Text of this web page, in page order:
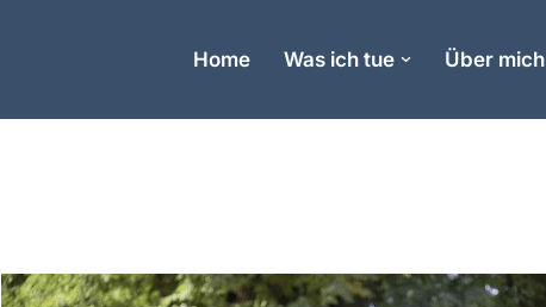
Home Was ich tue Über mich